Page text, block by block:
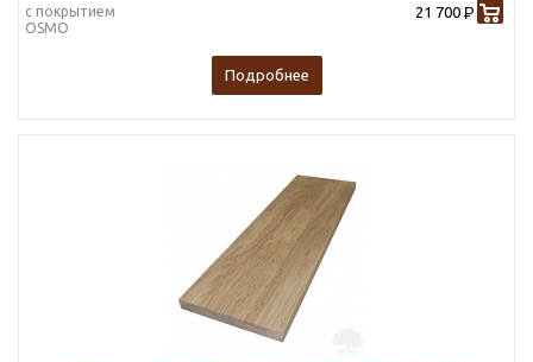
с покрытием
OSMO
21 700 Р
Подробнее